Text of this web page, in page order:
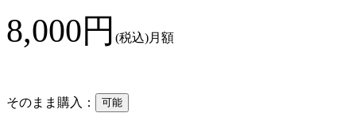
8,000円 (税込)月額
そのまま購入： 可能